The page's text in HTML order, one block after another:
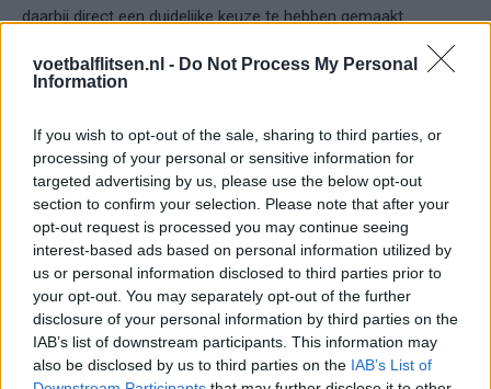
voetbalflitsen.nl - Do Not Process My Personal
Information
If you wish to opt-out of the sale, sharing to third parties, or
processing of your personal or sensitive information for
targeted advertising by us, please use the below opt-out
section to confirm your selection. Please note that after your
opt-out request is processed you may continue seeing
interest-based ads based on personal information utilized by
us or personal information disclosed to third parties prior to
your opt-out. You may separately opt-out of the further
disclosure of your personal information by third parties on the
IAB’s list of downstream participants. This information may
also be disclosed by us to third parties on the IAB’s List of
daarbij direct een duidelijke keuze te hebben gemaakt.
Waar Van Persie nog hoopte voort te bouwen op het
behaalde Champions League-ticket, kiest de nieuwe leiding
nieuwe hoofdtrainer aan het volgende seizoen beginnen.
Risicovolle maar duidelijke keuze
Het ontslag van Van Persie is een opvallende beslissing. De
oud-international blijft een clubicoon en leverde uiteindelijk
een Champions League-ticket af. Tegelijkertijd laat Feyenoord
met deze stap zien dat het hogere eisen stelt dan alleen een
goede eindklassering.